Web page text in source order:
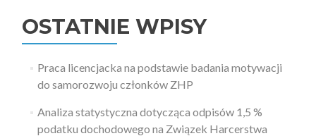
OSTATNIE WPISY
Praca licencjacka na podstawie badania motywacji
do samorozwoju członków ZHP
Analiza statystyczna dotycząca odpisów 1,5 %
podatku dochodowego na Związek Harcerstwa